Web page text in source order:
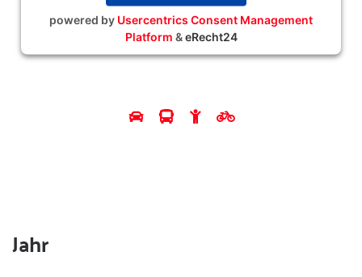
powered by Usercentrics Consent Management
Platform &eRecht24
Jahr